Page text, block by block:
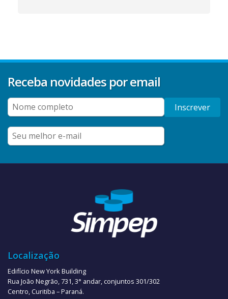
Receba novidades por email
Inscrever
Localização
Edifício New York Building
Rua João Negrão, 731, 3° andar, conjuntos 301/302
Centro, Curitiba – Paraná.